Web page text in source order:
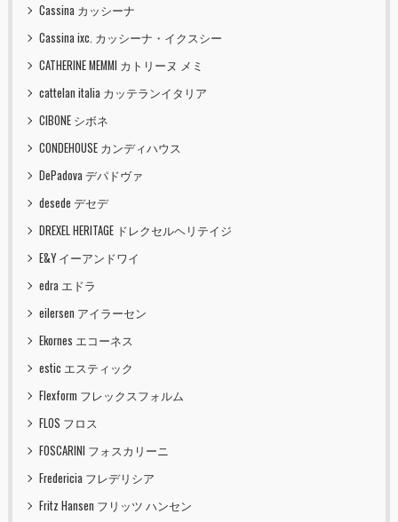
Cassina カッシーナ
Cassina ixc. カッシーナ・イクスシー
CATHERINE MEMMI カトリーヌ メミ
cattelan italia カッテランイタリア
CIBONE シボネ
CONDEHOUSE カンディハウス
DePadova デパドヴァ
desede デセデ
DREXEL HERITAGE ドレクセルヘリテイジ
E&Y イーアンドワイ
edra エドラ
eilersen アイラーセン
Ekornes エコーネス
estic エスティック
Flexform フレックスフォルム
FLOS フロス
FOSCARINI フォスカリーニ
Fredericia フレデリシア
Fritz Hansen フリッツ ハンセン